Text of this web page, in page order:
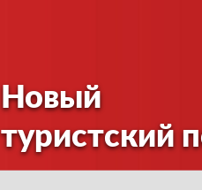
Новый
туристский